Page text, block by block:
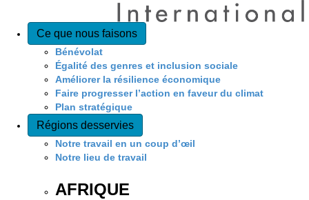
Ce que nous faisons
Bénévolat
Égalité des genres et inclusion sociale
Améliorer la résilience économique
Faire progresser l’action en faveur du climat
Plan stratégique
Régions desservies
Notre travail en un coup d’œil
Notre lieu de travail
AFRIQUE